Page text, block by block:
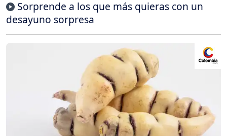
Sorprende a los que más quieras con un
desayuno sorpresa